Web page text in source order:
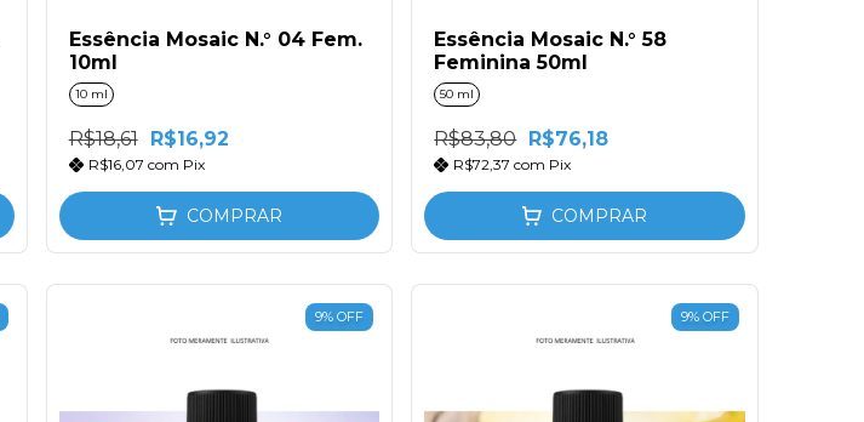
Essência Mosaic N.° 04 Fem.
10ml
10 ml
R$18,61 R$16,92
R$16,07 com Pix
COMPRAR
Essência Mosaic N.° 58
Feminina 50ml
50 ml
R$83,80 R$76,18
R$72,37com Pix
COMPRAR
9%OFF 9% OFF